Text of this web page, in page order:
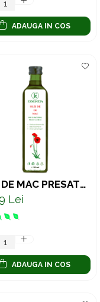
ADAUGA IN COS
MAC PRESAT
– SUPORT
PENTRU
ȘI ECHILIBRU
Lei
ADAUGA IN COS